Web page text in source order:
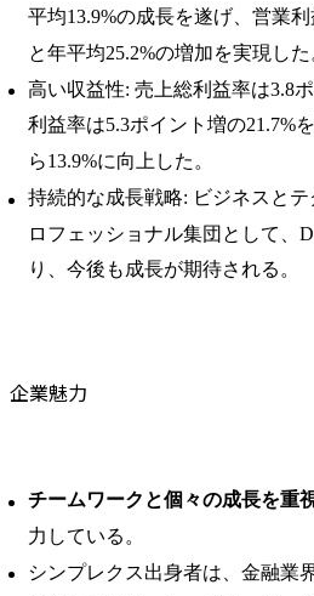
平均13.9%の成長を遂げ、営業
と年平均25.2%の増加を実現した
高い収益性: 売上総利益率は3.8
利益率は5.3ポイント増の21.7%
ら13.9%に向上した。 ​
持続的な成長戦略: ビジネスと
ロフェッショナル集団として、
り、今後も成長が期待される。
企業魅力
チームワークと個々の成長を重
力している。 ​
シンプレクス出身者は、金融業